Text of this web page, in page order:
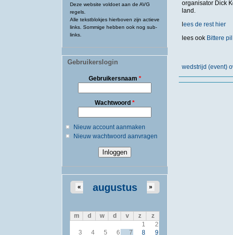
Deze website voldoet aan de AVG
regels.
Alle tekstblokjes hierboven zijn actieve
links. Sommige hebben ook nog sub-
links.
Gebruikerslogin
Gebruikersnaam *
Wachtwoord *
Nieuw account aanmaken
Nieuw wachtwoord aanvragen
augustus
« »
m d w d v z
z
1
2
3
4 5 6 7 8
9
organisator Dick
land.
ees de rest hier
lees ook Bittere
wedstrijd (event)